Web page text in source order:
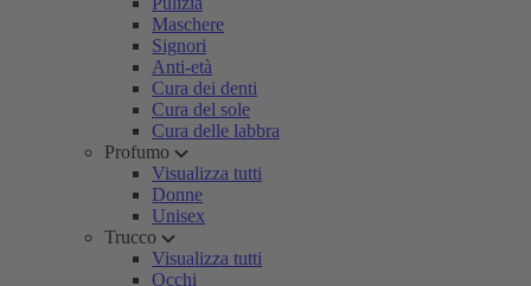
Maschere
Signori
Anti-età
Cura dei denti
Cura del sole
Cura delle labbra
Profumo
Visualizza tutti
Donne
Unisex
Trucco
Visualizza tutti
Occhi